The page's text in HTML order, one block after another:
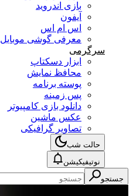
بازی اندروید
آیفون
اس ام اس
معرفی گوشی موبایل
سرگرمی
ابزار دسکتاپ
محافظ نمایش
پوسته برنامه
پس زمینه
دانلود بازی کامپیوتر
عکس ماشین
تصاویر گرافیکی
حالت شب
نوتیفیکیشن
جستجو